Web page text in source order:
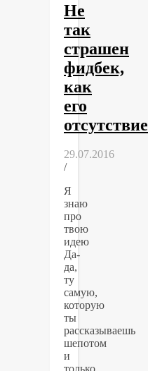
Не
так
страшен
фидбек,
как
его
отсутствие
29.07.2016
/
Я
знаю
про
твою
идею
Да-
да,
ту
самую,
которую
ты
рассказываешь
шепотом
и